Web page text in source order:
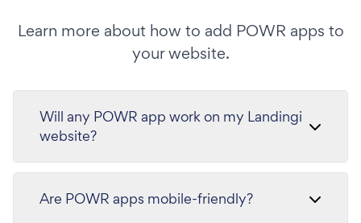
Learn more about how to add POWR apps to
your website.
Will any POWR app work on my Landingi
website?
Are POWR apps mobile-friendly?